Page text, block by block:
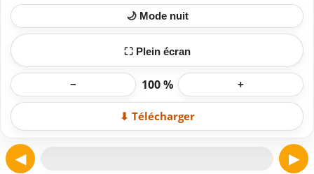
🌙 Mode nuit
⛶ Plein écran
− 100 % +
⬇ Télécharger
◀ ▶